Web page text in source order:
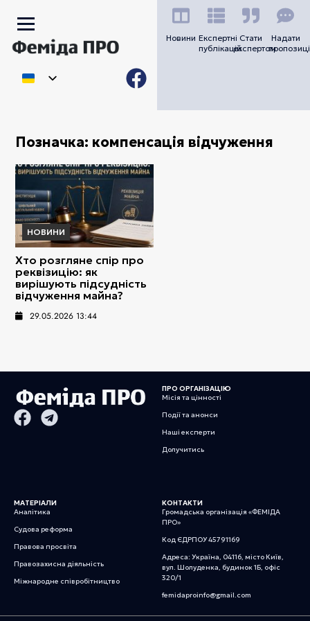
Новини Експертні
публікацій
Стати
експертом
Надати
Позначка: компенсація відчуження
НОВИНИ
Хто розгляне спір про
реквізицію: як
вирішують підсудність
відчуження майна?
29.05.2026 13:44
ПРО ОРГАНІЗАЦІЮ
Місія та цінності
Події та анонси
Наші експерти
Долучитись
МАТЕРІАЛИ
Аналітика
Судова реформа
Правова просвіта
Правозахисна діяльність
Міжнародне співробітництво
КОНТАКТИ
Громадська організація «ФЕМІДА
ПРО»
Код ЄДРПОУ 45791169
Адреса: Україна, 04116, місто Київ,
вул. Шолуденка, будинок 1Б, офіс
320/1
femidaproinfo@gmail.com